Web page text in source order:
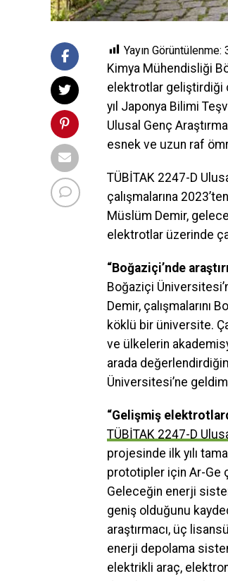
Yayın Görüntülenme:
Kimya Mühendisliği
elektrotlar geliştirdiği
yıl Japonya Bilimi
Ulusal Genç
esnek ve uzun raf
TÜBİTAK 2247-D
çalışmalarına
Müslüm Demir,
elektrotlar üzerinde
“Boğaziçi’nde
Boğaziçi
Demir, çalışmalarını
köklü bir üniversite.
ve ülkelerin
arada
Üniversitesi’ne
“Gelişmiş
TÜBİTAK 2247-D
projesinde ilk yılı
prototipler için Ar-Ge
Geleceğin enerji
geniş olduğunu
araştırmacı, üç
enerji depolama
elektrikli araç,